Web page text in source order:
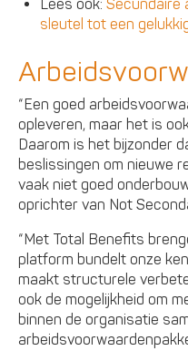
Lees ook:Secundaire
sleutel tot een
“Een goed
opleveren, maar het is
Daarom is het bijzonder
beslissingen om nieuwe
vaak niet goed
oprichter van Not
“Met Total Benefits
platform bundelt onze
maakt structurele
ook de mogelijkheid om
binnen de organisatie